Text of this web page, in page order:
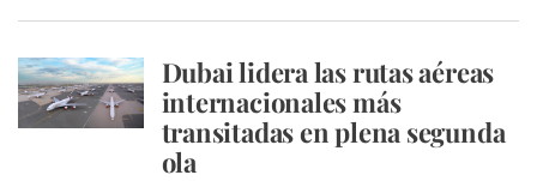
Dubai lidera las rutas aéreas
internacionales más
transitadas en plena segunda
ola